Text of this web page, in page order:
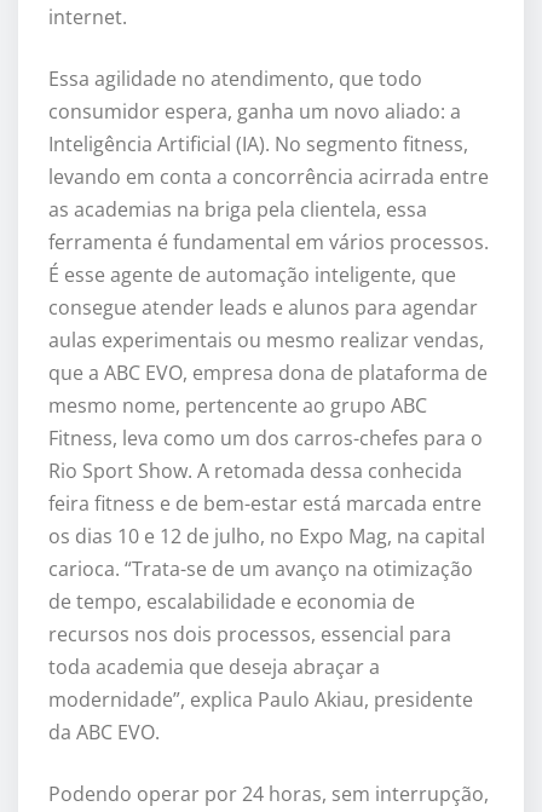
internet.
Essa agilidade no atendimento, que todo
consumidor espera, ganha um novo aliado: a
Inteligência Artificial (IA). No segmento fitness,
levando em conta a concorrência acirrada entre
as academias na briga pela clientela, essa
ferramenta é fundamental em vários processos.
É esse agente de automação inteligente, que
consegue atender leads e alunos para agendar
aulas experimentais ou mesmo realizar vendas,
que a ABC EVO, empresa dona de plataforma de
mesmo nome, pertencente ao grupo ABC
Fitness, leva como um dos carros-chefes para o
Rio Sport Show. A retomada dessa conhecida
feira fitness e de bem-estar está marcada entre
os dias 10 e 12 de julho, no Expo Mag, na capital
carioca. “Trata-se de um avanço na otimização
de tempo, escalabilidade e economia de
recursos nos dois processos, essencial para
toda academia que deseja abraçar a
modernidade”, explica Paulo Akiau, presidente
da ABC EVO.
Podendo operar por 24 horas, sem interrupção,